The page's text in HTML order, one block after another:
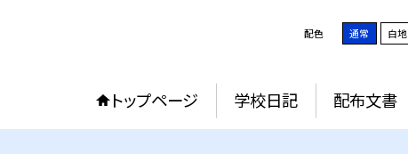
配色 通常 白地
トップページ 学校日記 配布文書